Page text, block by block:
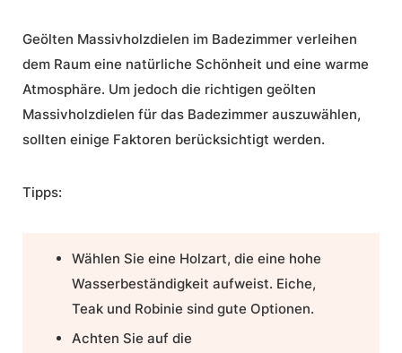
Geölten Massivholzdielen im Badezimmer verleihen
dem Raum eine natürliche Schönheit und eine warme
Atmosphäre. Um jedoch die richtigen geölten
Massivholzdielen für das Badezimmer auszuwählen,
sollten einige Faktoren berücksichtigt werden.
Tipps:
Wählen Sie eine Holzart, die eine hohe
Wasserbeständigkeit aufweist. Eiche,
Teak und Robinie sind gute Optionen.
Achten Sie auf die